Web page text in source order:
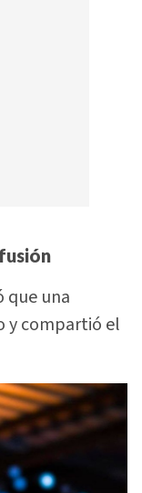
que una
y compartió el